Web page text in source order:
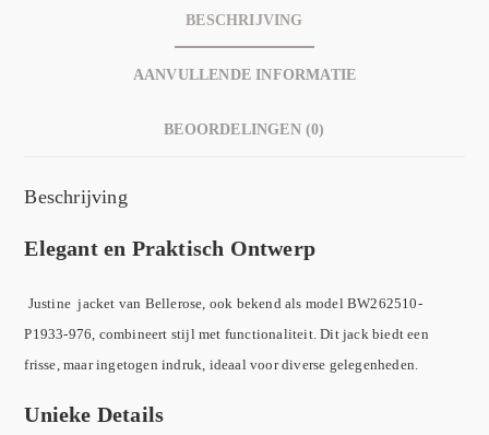
BESCHRIJVING
AANVULLENDE INFORMATIE
BEOORDELINGEN (0)
Beschrijving
Elegant en Praktisch Ontwerp
Justine jacket van Bellerose, ook bekend als model BW262510-
P1933-976, combineert stijl met functionaliteit. Dit jack biedt een
frisse, maar ingetogen indruk, ideaal voor diverse gelegenheden.
Unieke Details